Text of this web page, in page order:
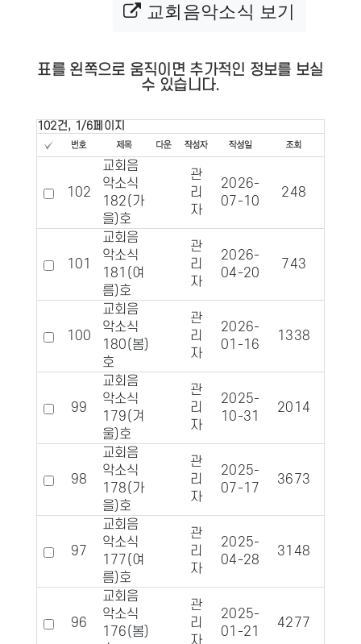
교회음악소식 보기
표를 왼쪽으로 움직이면 추가적인 정보를 보실
수 있습니다.
102건, 1/6페이지
102
교회음
악소식
182(가
을)호
관
리
자
2026-
07-10
248
101
교회음
악소식
181(여
름)호
관
리
자
2026-
04-20
743
100
교회음
악소식
180(봄)
호
관
리
자
2026-
01-16
1338
99
교회음
악소식
179(겨
울)호
관
리
자
2025-
10-31
2014
98
교회음
악소식
178(가
을)호
관
리
자
2025-
07-17
3673
97
교회음
악소식
177(여
름)호
관
리
자
2025-
04-28
3148
96
교회음
악소식
176(봄)
관
리
자
2025-
01-21
4277